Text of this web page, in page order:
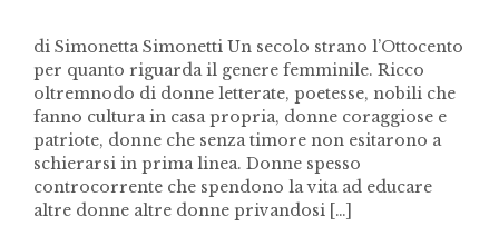
di Simonetta Simonetti Un secolo strano l’Ottocento
per quanto riguarda il genere femminile. Ricco
oltremnodo di donne letterate, poetesse, nobili che
fanno cultura in casa propria, donne coraggiose e
patriote, donne che senza timore non esitarono a
schierarsi in prima linea. Donne spesso
controcorrente che spendono la vita ad educare
altre donne altre donne privandosi […]